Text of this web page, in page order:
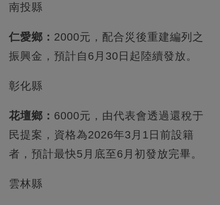
南投縣
仁愛鄉： 2000元，配合災後重建編列之
振興金，預計自6月30日起陸續發放。
彰化縣
花壇鄉： 6000元，由代表會透過還稅于
民提案，資格為2026年3月1日前設籍
者，預計最快5月底至6月初發放完畢。
雲林縣